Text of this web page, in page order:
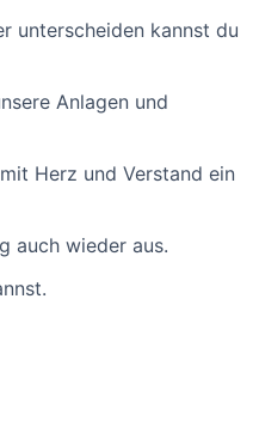
unterscheiden kannst du
Anlagen und
Herz und Verstand ein
auch wieder aus.